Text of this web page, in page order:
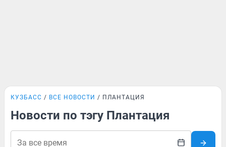
КУЗБАСС ВСЕ НОВОСТИ ПЛАНТАЦИЯ
Новости по тэгу Плантация